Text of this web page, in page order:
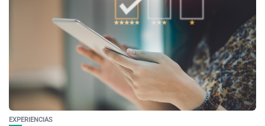
EXPERIENCIAS